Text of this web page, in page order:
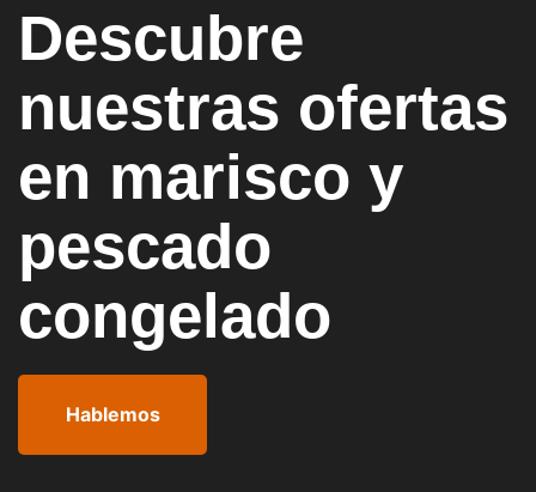
Descubre
nuestras ofertas
en marisco y
pescado
congelado
Hablemos